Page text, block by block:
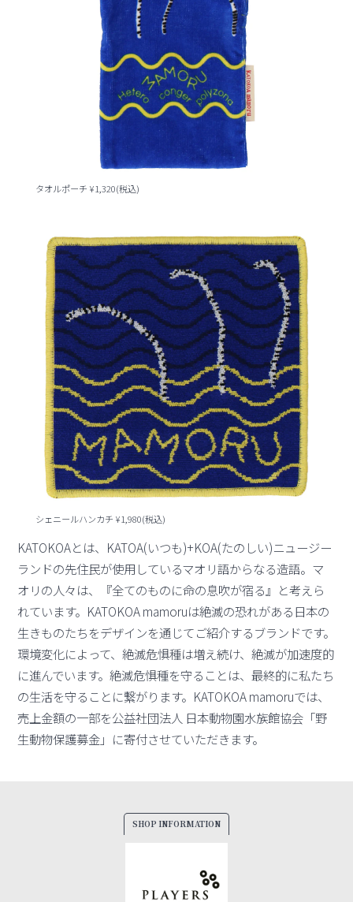
タオルポーチ ¥1,320(税込)
シェニールハンカチ ¥1,980(税込)
KATOKOAとは、KATOA(いつも)+KOA(たのしい)ニュージー
ランドの先住民が使用しているマオリ語からなる造語。マ
オリの人々は、『全てのものに命の息吹が宿る』と考えら
れています。KATOKOA mamoruは絶滅の恐れがある日本の
生きものたちをデザインを通じてご紹介するブランドです。
環境変化によって、絶滅危惧種は増え続け、絶滅が加速度的
に進んでいます。絶滅危惧種を守ることは、最終的に私たち
の生活を守ることに繋がります。KATOKOA mamoruでは、
売上金額の一部を公益社団法人 日本動物園水族館協会「野
生動物保護募金」に寄付させていただきます。
SHOP INFORMATION